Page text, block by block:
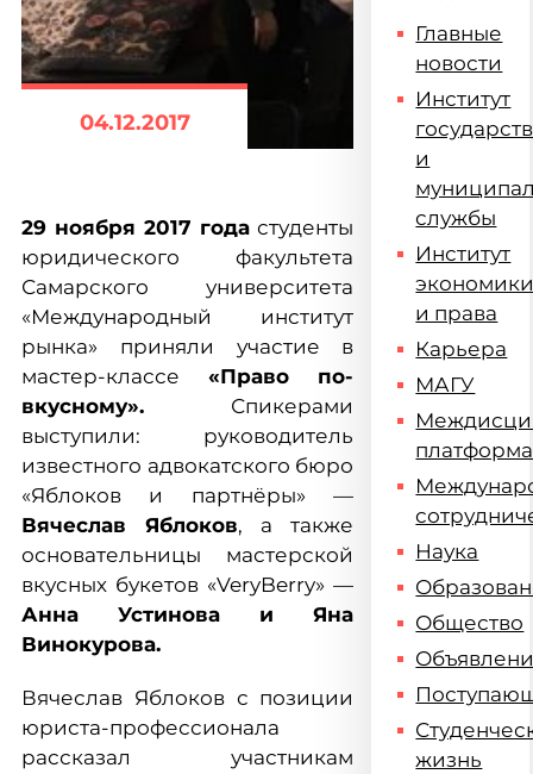
04.12.2017
29 ноября 2017 года студенты
юридического факультета
Самарского университета
«Международный институт
рынка» приняли участие в
мастер-классе «Право по-
вкусному». Спикерами
выступили: руководитель
известного адвокатского бюро
«Яблоков и партнёры» —
Вячеслав Яблоков, а также
основательницы мастерской
вкусных букетов «VeryBerry» —
Анна Устинова и Яна
Винокурова.
Вячеслав Яблоков с позиции
юриста-профессионала
рассказал участникам
Главные
новости
Институт
и
службы
Институт
и права
Карьера
МАГУ
платформа
Наука
Общество
жизнь